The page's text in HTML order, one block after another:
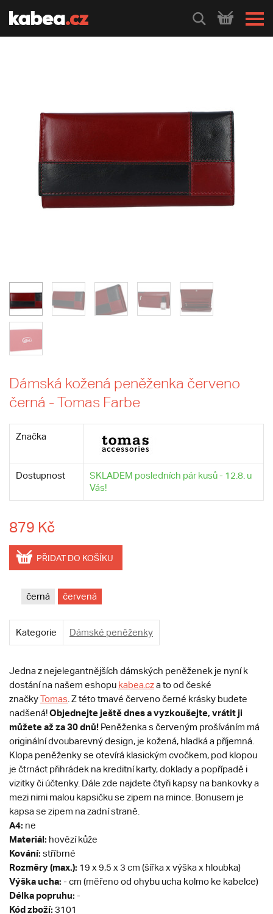
HLEDEJ
Dámská kožená peněženka červeno
černá - Tomas Farbe
Značka
Dostupnost
SKLADEM posledních pár kusů - 12.8. u
Vás!
879 Kč
PŘIDAT DO KOŠÍKU
černá červená
Kategorie Dámské peněženky
Jedna z nejelegantnějších dámských peněženek je nyní k
dostání na našem eshopu kabea.cza to od české
značkyTomas . Z této tmavé červeno černé krásky budete
nadšená!Objednejte ještě dnes a vyzkoušejte, vrátit ji
můžete až za 30 dnů! Peněženka s červeným prošíváním má
originální dvoubarevný design, je kožená, hladká a příjemná.
Klopa peněženky se otevírá klasickým cvočkem, pod klopou
je čtrnáct přihrádek na kreditní karty, doklady a popřípadě i
vizitky či účtenky. Dále zde najdete čtyři kapsy na bankovky a
mezi nimi malou kapsičku se zipem na mince. Bonusem je
kapsa se zipem na zadní straně.
A4: ne
Materiál: hovězí kůže
Kování: stříbrné
Rozměry (max.): 19 x 9,5 x 3 cm (šířka x výška x hloubka)
Výška ucha: - cm (měřeno od ohybu ucha kolmo ke kabelce)
Délka popruhu: -
Kód zboží: 3101